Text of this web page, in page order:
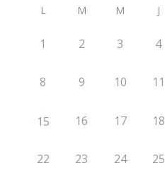
L M M J
1 2 3 4
8 9 10 11
15 16 17 18
22 23 24 25